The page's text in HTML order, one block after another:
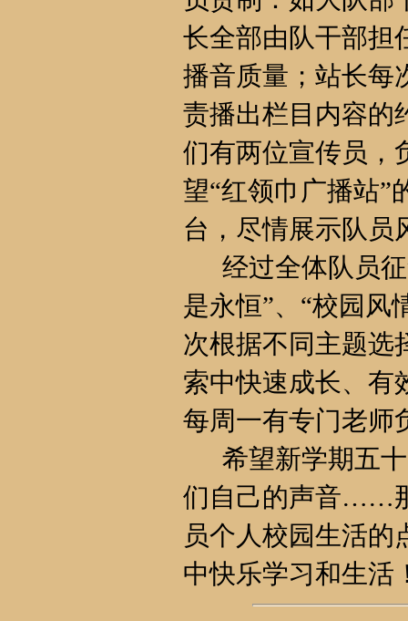
长全部由队干部担
播音质量；站长每
责播出栏目内容的
们有两位宣传员，
望“红领巾广播站”
台，尽情展示队员
经过全体队员征
是永恒”、“校园风
次根据不同主题选
索中快速成长、有
每周一有专门老师
希望新学期五十
们自己的声音……
员个人校园生活的
中快乐学习和生活